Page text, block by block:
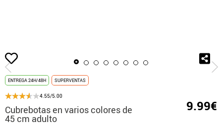
Inicio Cubrebotas en varios colores de 45 cm
ENTREGA 24H/48H SUPERVENTAS
4.55/5.00
Cubrebotas en varios colores de
45 cm adulto
9.99€